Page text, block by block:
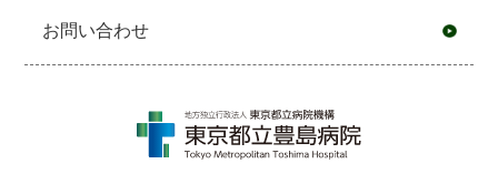
お問い合わせ